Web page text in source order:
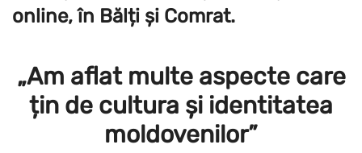
online, în Bălți și Comrat.
„Am aflat multe aspecte care
țin de cultura și identitatea
moldovenilor”